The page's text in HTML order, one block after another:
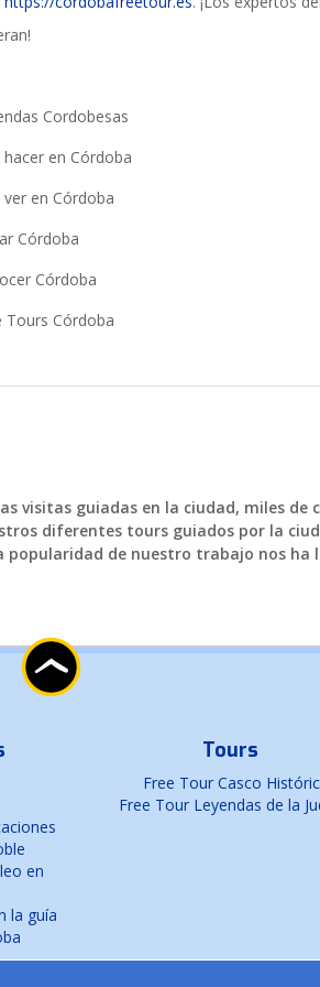
Cordobesas
hacer en Córdoba
ver en Córdoba
Córdoba
Córdoba
Tours Córdoba
visitas guiadas en la ciudad, miles
diferentes tours guiados por la
de nuestro trabajo nos ha
en
la guía
Tours
Free Tour Casco
Free Tour Leyendas de la